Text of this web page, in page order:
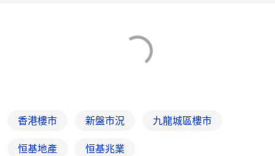
香港樓市 新盤市況 九龍城區樓市
恒基地產 恒基兆業